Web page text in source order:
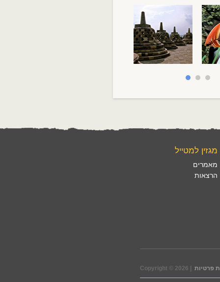
מגזין למטייל
מאמרים
הרצאות
Copyright © 2026 | פרטיות